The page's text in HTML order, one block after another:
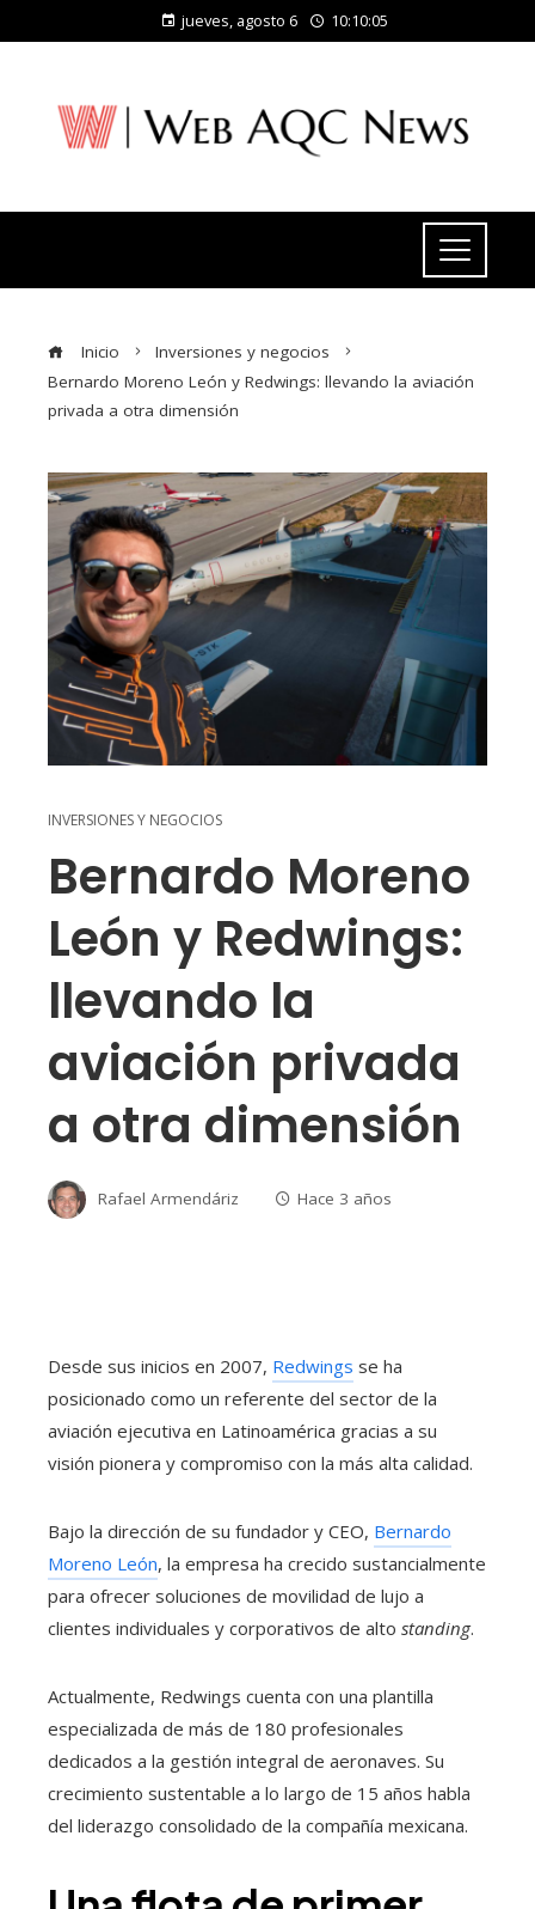
jueves, agosto 6 10:10:05
Inicio
Inversiones y negocios
Bernardo Moreno León y Redwings: llevando la aviación
privada a otra dimensión
INVERSIONES Y NEGOCIOS
Bernardo Moreno
León y Redwings:
llevando la
aviación privada
a otra dimensión
Rafael Armendáriz Hace 3 años
Desde sus inicios en 2007, Redwings se ha
posicionado como un referente del sector de la
aviación ejecutiva en Latinoamérica gracias a su
visión pionera y compromiso con la más alta calidad.
Bajo la dirección de su fundador y CEO, Bernardo
Moreno León, la empresa ha crecido sustancialmente
para ofrecer soluciones de movilidad de lujo a
clientes individuales y corporativos de alto standing.
Actualmente, Redwings cuenta con una plantilla
especializada de más de 180 profesionales
dedicados a la gestión integral de aeronaves. Su
crecimiento sustentable a lo largo de 15 años habla
del liderazgo consolidado de la compañía mexicana.